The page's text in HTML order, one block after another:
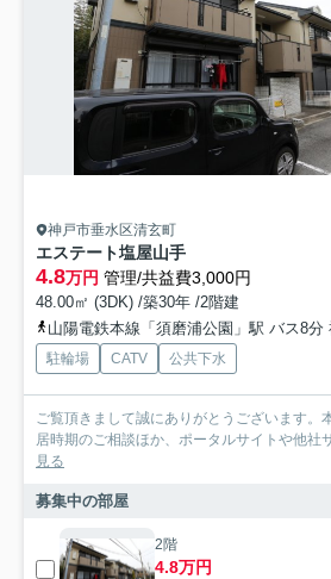
神戸市垂水区清玄町
エステート塩屋山手
4.8万円 管理/共益費3,000円
48.00㎡ (3DK) /築30年 /2階建
山陽電鉄本線「須磨浦公園」駅 バス8分 神戸
駐輪場 CATV 公共下水
ご覧頂きまして誠にありがとうございます。
居時期のご相談ほか、ポータルサイトや他社
見る
募集中の部屋
2階
4.8万円